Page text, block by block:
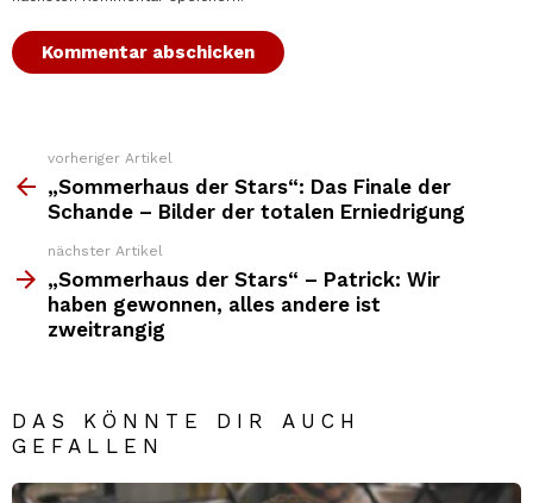
Weitere
Top
News
vorheriger Artikel
„Sommerhaus der Stars“: Das Finale der
Schande – Bilder der totalen Erniedrigung
nächster Artikel
„Sommerhaus der Stars“ – Patrick: Wir
haben gewonnen, alles andere ist
zweitrangig
DAS KÖNNTE DIR AUCH
GEFALLEN